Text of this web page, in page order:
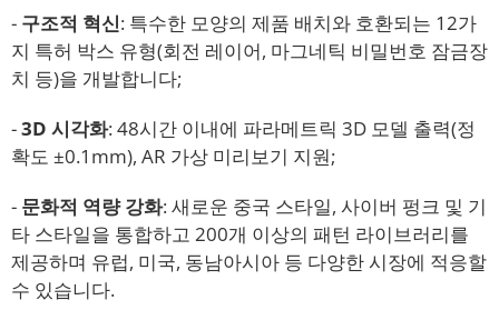
- 구조적 혁신: 특수한 모양의 제품 배치와 호환되는 12가
지 특허 박스 유형(회전 레이어, 마그네틱 비밀번호 잠금장
치 등)을 개발합니다;
-3D 시각화: 48시간 이내에 파라메트릭 3D 모델 출력(정
확도 ±0.1mm), AR 가상 미리보기 지원;
- 문화적 역량 강화: 새로운 중국 스타일, 사이버 펑크 및 기
타 스타일을 통합하고 200개 이상의 패턴 라이브러리를
제공하며 유럽, 미국, 동남아시아 등 다양한 시장에 적응할
수 있습니다.